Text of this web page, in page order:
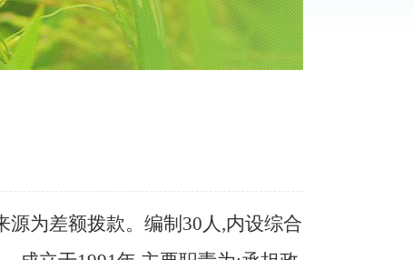
为差额拨款。编制 30人,内设综合